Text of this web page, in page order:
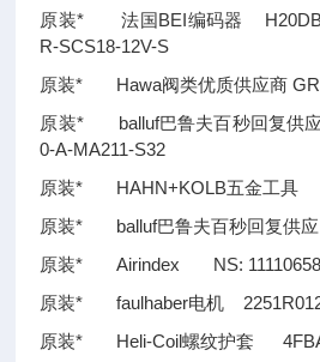
原装* 法国BEI编码器 H20DB-
R-SCS18-12V-S
原装* Hawa阀类优质供应商
原装* balluf巴鲁夫百秒回复供
0-A-MA211-S32
原装* HAHN+KOLB五金工具
原装* balluf巴鲁夫百秒回复供
原装* Airindex NS:
原装* faulhaber电机
原装* Heli-Coil螺纹护套